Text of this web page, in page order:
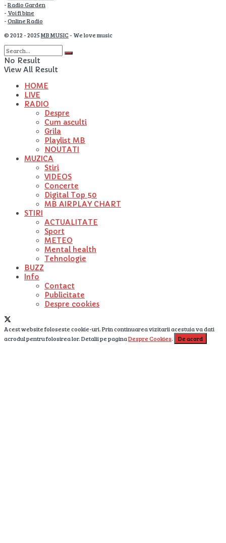
-Radio Garden
- Voi fi bine
-Online Radio
© 2012 - 2025MB MUSIC- We love music
No Result
View All Result
HOME
LIVE
RADIO
Despre
Cum asculti
Grila
Playlist MB
NOUTATI
MUZICA
Stiri
VIDEOS
Concerte
Digital Top 50
MB AIRPLAY CHART
STIRI
ACTUALITATE
Sport
METEO
Mental health
Tehnologie
BUZZ
Info
Contact
Publicitate
Despre cookies
Acest website foloseste cookie-uri. Prin continuarea vizitarii acestuia va dati
acrodul pentru folosirea lor. Detalii pe paginaDespre Cookies. De acord